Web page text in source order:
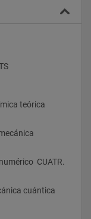
adecuada para
Química, Física,
constituye por
y/o investigadora
de
en el
y de simulación,
estarán
nuevos
bien
molecular, o
industriales o
teórica
CUATR.
cuántica